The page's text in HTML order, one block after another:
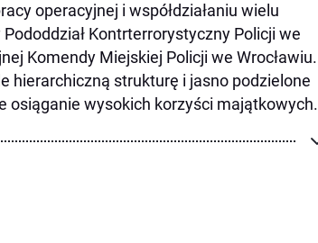
operacyjnej i współdziałaniu wielu
Kontrterrorystyczny Policji we
Komendy Miejskiej Policji we Wrocławiu.
hierarchiczną strukturę i jasno podzielone
osiąganie wysokich korzyści majątkowych.